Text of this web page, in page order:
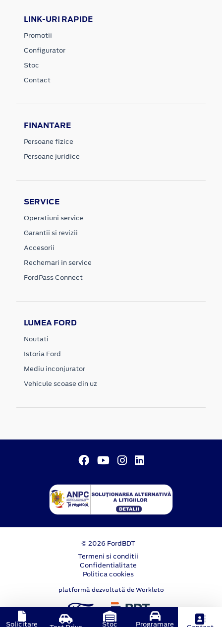
LINK-URI RAPIDE
Promotii
Configurator
Stoc
Contact
FINANTARE
Persoane fizice
Persoane juridice
SERVICE
Operatiuni service
Garantii si revizii
Accesorii
Rechemari in service
FordPass Connect
LUMEA FORD
Noutati
Istoria Ford
Mediu inconjurator
Vehicule scoase din uz
© 2026 FordBDT
Termeni si conditii
Confidentialitate
Politica cookies
platformă dezvoltată de Workleto
Solicitare Stoc Programare